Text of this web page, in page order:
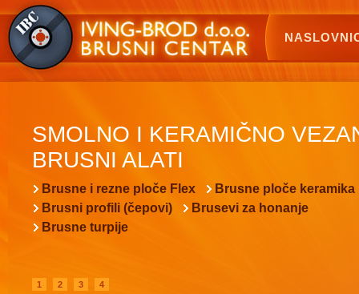
SMOLNO I KERAMIČNO
BRUSNI ALATI
Brusne i rezne ploče Flex
Brusne ploče keramika
Brusni profili (čepovi)
Brusevi za honanje
Brusne turpije
1 2 3 4